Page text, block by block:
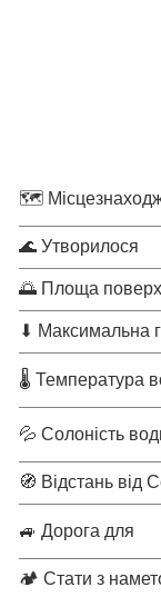
🗺
🌊 Утворилося
🌅 Площа
⬇ Максимальна
🌡 Температура
💦 Солоність
🧭 Відстань від
🚙 Дорога для
🏕 Стати з